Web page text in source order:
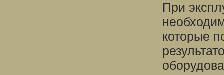
При
которые